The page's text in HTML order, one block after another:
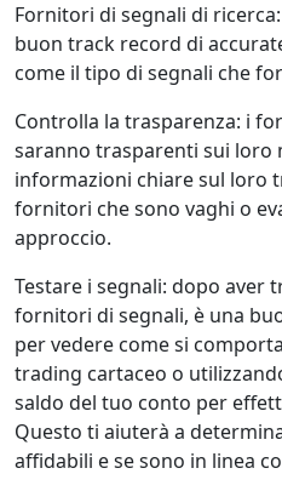
Fornitori di segnali di
buon track record di
come il tipo di segnali che
Controlla la trasparenza: i
saranno trasparenti sui loro
informazioni chiare sul loro
fornitori che sono vaghi o
approccio.
Testare i segnali: dopo aver
fornitori di segnali, è una
per vedere come si
trading cartaceo o
saldo del tuo conto per
Questo ti aiuterà a
affidabili e se sono in linea